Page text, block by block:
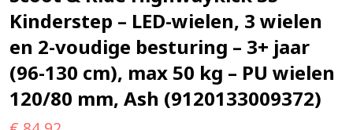
Kinderstep – LED-wielen, 3 wielen
en 2-voudige besturing – 3+ jaar
(96-130 cm), max 50 kg – PU wielen
120/80 mm, Ash (9120133009372)